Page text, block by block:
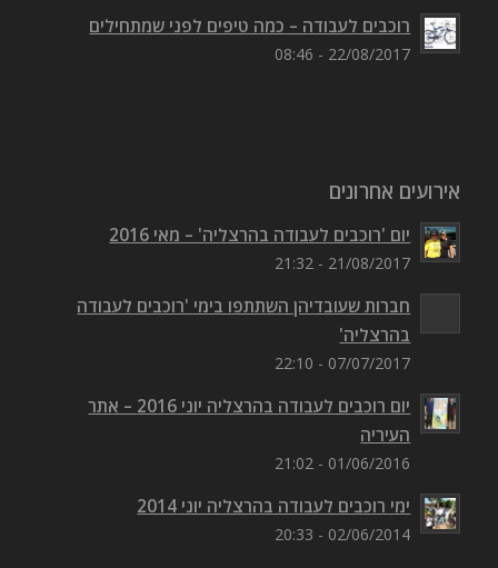
רוכבים לעבודה – כמה טיפים לפני שמתחילים
22/08/2017 - 08:46
אירועים אחרונים
יום 'רוכבים לעבודה בהרצליה' – מאי 2016
21/08/2017 - 21:32
חברות שעובדיהן השתתפו בימי 'רוכבים לעבודה
בהרצליה'
07/07/2017 - 22:10
יום רוכבים לעבודה בהרצליה יוני 2016 – אתר
העיריה
01/06/2016 - 21:02
ימי רוכבים לעבודה בהרצליה יוני 2014
02/06/2014 - 20:33